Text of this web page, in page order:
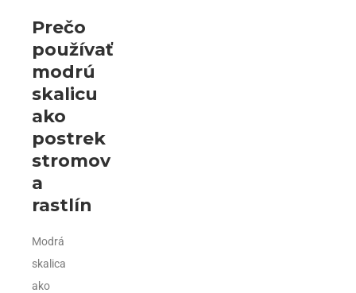
Prečo
používať
modrú
skalicu
ako
postrek
stromov
a
rastlín
Modrá
skalica
ako